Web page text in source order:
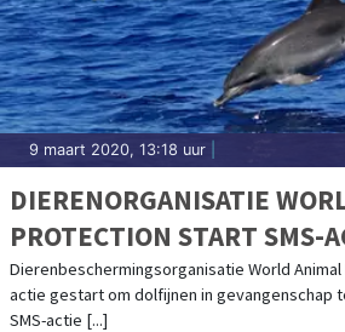
9 maart 2020, 13:18 uur
DIERENORGANISATIE
PROTECTION START SMS-
DOLFIJNEN
Dierenbeschermingsorganisatie World
actie gestart om dolfijnen in gevangenschap
SMS-actie [...]